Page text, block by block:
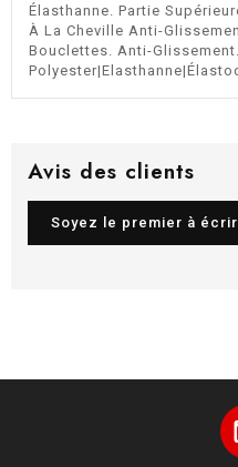
Élasthanne. Partie
À La Cheville Anti-
Bouclettes. Anti-
Avis des clients
Soyez le premier à